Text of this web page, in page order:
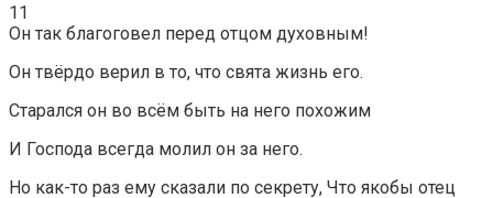
11
Он так благоговел перед отцом духовным!
Он твёрдо верил в то, что свята жизнь его.
Старался он во всём быть на него похожим
И Господа всегда молил он за него.
Но как-то раз ему сказали по секрету, Что якобы отец